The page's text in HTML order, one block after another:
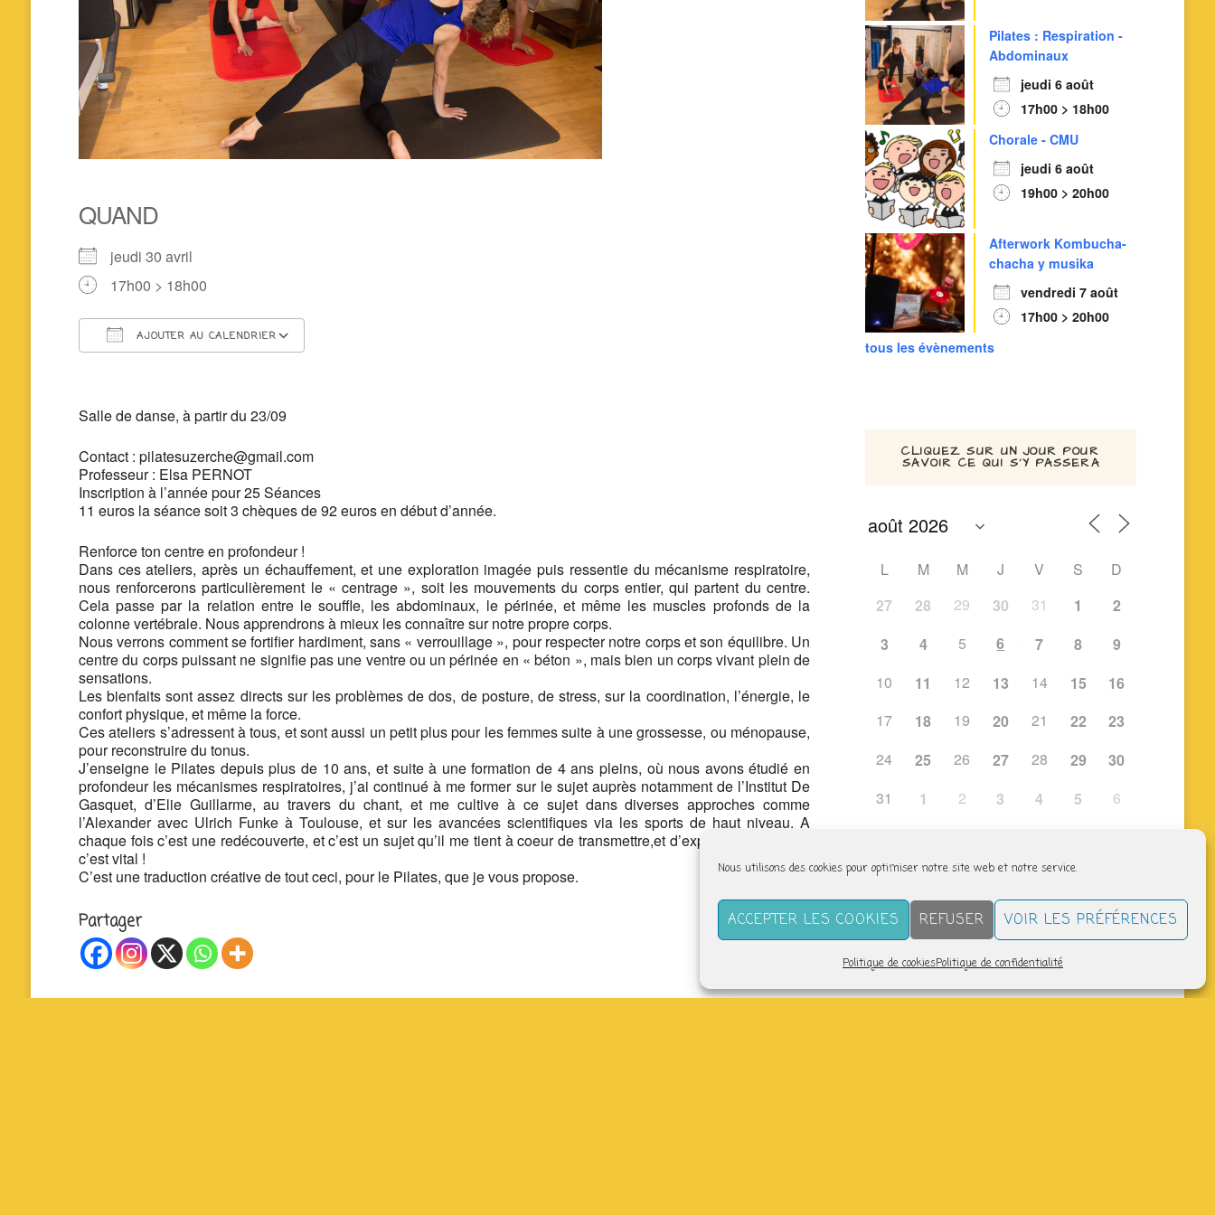
Nous utilisons des cookies pour optimiser notre site web et notre service.
ACCEPTER LES COOKIES REFUSER VOIR LES PRÉFÉRENCES
Politique de cookiesPolitique de confidentialité
QUAND
jeudi 30 avril
17h00 > 18h00
AJOUTER AU CALENDRIER
Salle de danse, à partir du 23/09
Contact : pilatesuzerche@gmail.com
Professeur : Elsa PERNOT
Inscription à l’année pour 25 Séances
11 euros la séance soit 3 chèques de 92 euros en début d’année.
Renforce ton centre en profondeur !
Dans ces ateliers, après un échauffement, et une exploration imagée puis ressentie du mécanisme respiratoire,
nous renforcerons particulièrement le « centrage », soit les mouvements du corps entier, qui partent du centre.
Cela passe par la relation entre le souffle, les abdominaux, le périnée, et même les muscles profonds de la
colonne vertébrale. Nous apprendrons à mieux les connaître sur notre propre corps.
Nous verrons comment se fortifier hardiment, sans « verrouillage », pour respecter notre corps et son équilibre. Un
centre du corps puissant ne signifie pas une ventre ou un périnée en « béton », mais bien un corps vivant plein de
sensations.
Les bienfaits sont assez directs sur les problèmes de dos, de posture, de stress, sur la coordination, l’énergie, le
confort physique, et même la force.
Ces ateliers s’adressent à tous, et sont aussi un petit plus pour les femmes suite à une grossesse, ou ménopause,
pour reconstruire du tonus.
J’enseigne le Pilates depuis plus de 10 ans, et suite à une formation de 4 ans pleins, où nous avons étudié en
profondeur les mécanismes respiratoires, j’ai continué à me former sur le sujet auprès notamment de l’Institut De
Gasquet, d’Elie Guillarme, au travers du chant, et me cultive à ce sujet dans diverses approches comme
l’Alexander avec Ulrich Funke à Toulouse, et sur les avancées scientifiques via les sports de haut niveau. A
chaque fois c’est une redécouverte, et c’est un sujet qu’il me tient à coeur de transmettre,et d’explorer encore, car
c’est vital !
C’est une traduction créative de tout ceci, pour le Pilates, que je vous propose.
Partager
Pilates : Respiration -
Abdominaux
jeudi 6 août
17h00 > 18h00
Chorale - CMU
jeudi 6 août
19h00 > 20h00
Afterwork Kombucha-
chacha y musika
vendredi 7 août
17h00 > 20h00
tous les évènements
CLIQUEZ SUR UN JOUR POUR
SAVOIR CE QUI S’Y PASSERA
L M M J V S
D
27
28 29 30 31 1
2
3
4 5 6 7 8
9
10
11 12 13 14 15
16
17
18 19 20 21 22
23
24
25 26 27 28 29
30
31
1 2 3 4 5 6